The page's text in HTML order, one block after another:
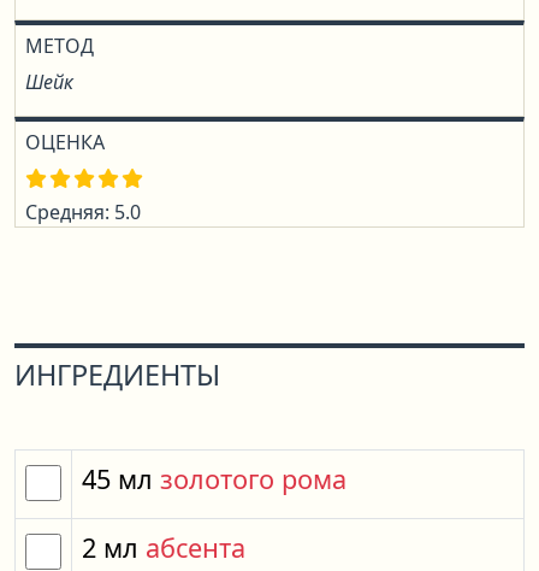
МЕТОД
Шейк
ОЦЕНКА
Средняя: 5.0
ИНГРЕДИЕНТЫ
45 мл золотого рома
2 мл абсента